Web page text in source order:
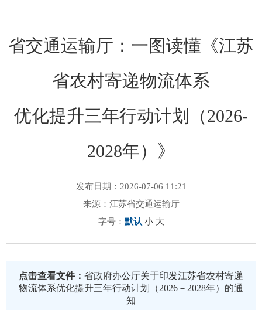
省交通运输厅：一图读懂《江苏
省农村寄递物流体系
优化提升三年行动计划（2026-
2028年）》
发布日期：2026-07-06 11:21
来源：江苏省交通运输厅
字号： 默认 小 大
点击查看文件： 省政府办公厅关于印发江苏省农村寄递
物流体系优化提升三年行动计划（2026－2028年）的通
知